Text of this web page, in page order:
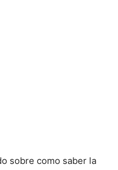
sobre como saber la